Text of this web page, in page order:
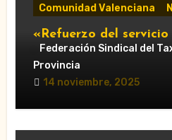
Comunidad Valenciana
«Refuerzo del
Gran Premio de
accesos obligatorios»
Federación Sindical del
Provincia
14 noviembre, 2025